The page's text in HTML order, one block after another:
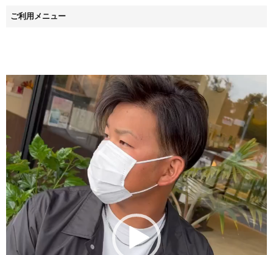
ご利用メニュー
動
画
レ
ヤ
ー